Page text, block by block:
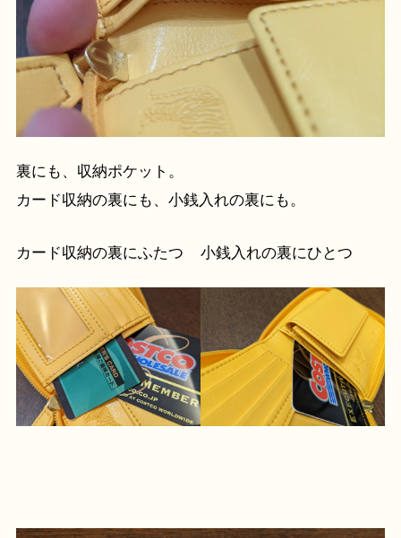
裏にも、収納ポケット。
カード収納の裏にも、小銭入れの裏にも。
カード収納の裏にふたつ 小銭入れの裏にひとつ